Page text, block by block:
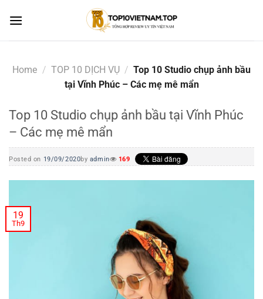
Home / TOP 10 DỊCH VỤ / Top 10 Studio chụp ảnh bầu
tại Vĩnh Phúc – Các mẹ mê mẩn
Top 10 Studio chụp ảnh bầu tại Vĩnh Phúc
– Các mẹ mê mẩn
Posted on 19/09/2020by admin 169
19
Th9